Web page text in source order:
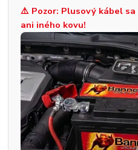
⚠️ Pozor: Plusový kábel
ani iného kovu!